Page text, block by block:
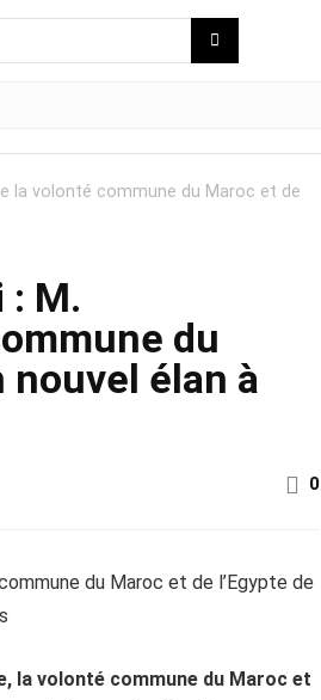
la volonté commune du Maroc et de
: M.
du
nouvel élan à
0
la volonté commune du Maroc et